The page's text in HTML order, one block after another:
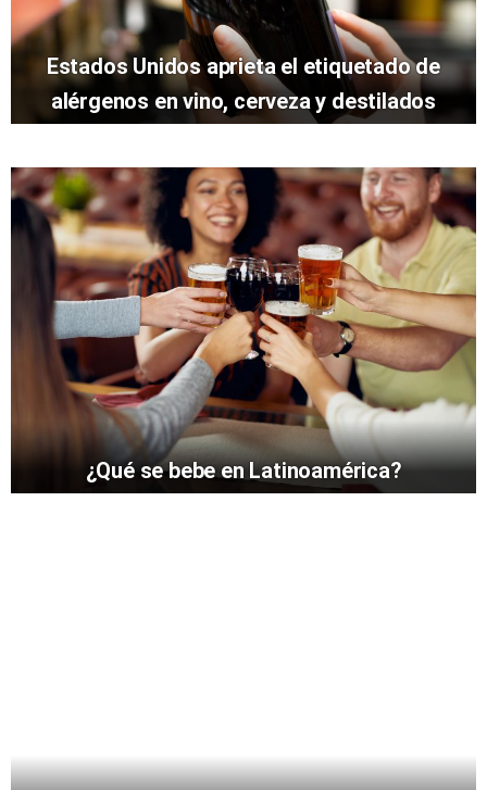
Estados Unidos aprieta el etiquetado de
alérgenos en vino, cerveza y destilados
¿Qué se bebe en Latinoamérica?